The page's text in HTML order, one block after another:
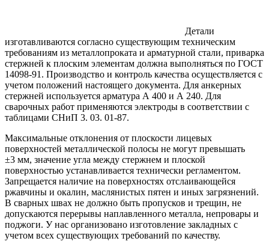
Детали
изготавливаются согласно существующим техническим
требованиям из металлопроката и арматурной стали, приварка
стержней к плоским элементам должна выполняться по ГОСТ
14098-91. Производство и контроль качества осуществляется с
учетом положений настоящего документа. Для анкерных
стержней используется арматура А 400 и А 240. Для
сварочных работ применяются электроды в соответствии с
таблицами СНиП 3. 03. 01-87.
Максимальные отклонения от плоскости лицевых
поверхностей металлической полосы не могут превышать
±3 мм, значение угла между стержнем и плоской
поверхностью устанавливается технически регламентом.
Запрещается наличие на поверхностях отслаивающейся
ржавчины и окалин, маслянистых пятен и иных загрязнений.
В сварных швах не должно быть пропусков и трещин, не
допускаются перерывы наплавленного металла, непровары и
поджоги. У нас организовано изготовление закладных с
учетом всех существующих требований по качеству.